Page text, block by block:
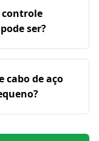
controle
ser?
cabo de aço